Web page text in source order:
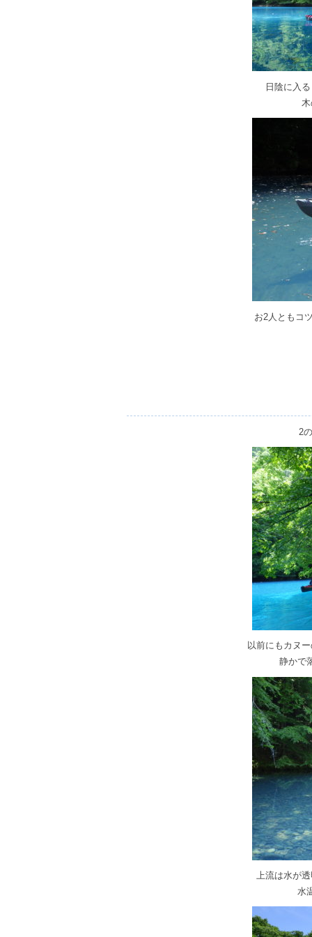
日陰に入
お2人ともコ
2
以前にもカヌ
静かで
上流は水が
水